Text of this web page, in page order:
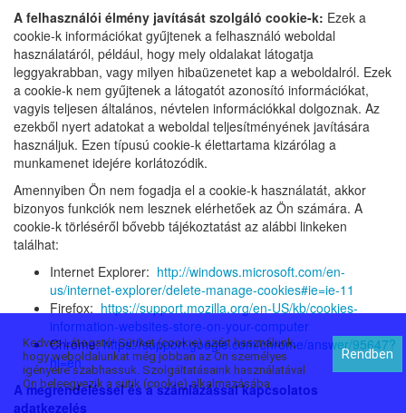
A felhasználói élmény javítását szolgáló cookie-k: Ezek a
cookie-k információkat gyűjtenek a felhasználó weboldal
használatáról, például, hogy mely oldalakat látogatja
leggyakrabban, vagy milyen hibaüzenetet kap a weboldalról. Ezek
a cookie-k nem gyűjtenek a látogatót azonosító információkat,
vagyis teljesen általános, névtelen információkkal dolgoznak. Az
ezekből nyert adatokat a weboldal teljesítményének javítására
használjuk. Ezen típusú cookie-k élettartama kizárólag a
munkamenet idejére korlátozódik.
Amennyiben Ön nem fogadja el a cookie-k használatát, akkor
bizonyos funkciók nem lesznek elérhetőek az Ön számára. A
cookie-k törléséről bővebb tájékoztatást az alábbi linkeken
találhat:
Internet Explorer: http://windows.microsoft.com/en-
us/internet-explorer/delete-manage-cookies#ie=ie-11
Firefox: https://support.mozilla.org/en-US/kb/cookies-
information-websites-store-on-your-computer
Chrome:https://support.google.com/chrome/answer/95647?
hl=en
A megrendeléssel és a számlázással kapcsolatos
adatkezelés
Kedves Látogató! Sütiket (cookie) azért használunk,
hogy weboldalunkat még jobban az Ön személyes
igényeire szabhassuk. Szolgáltatásaink használatával
Ön beleegyezik a sütik (cookie) alkalmazásába.
Rendben